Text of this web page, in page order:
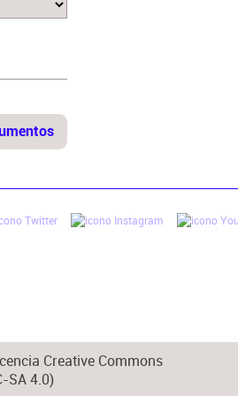
Creative Commons
SA 4.0)